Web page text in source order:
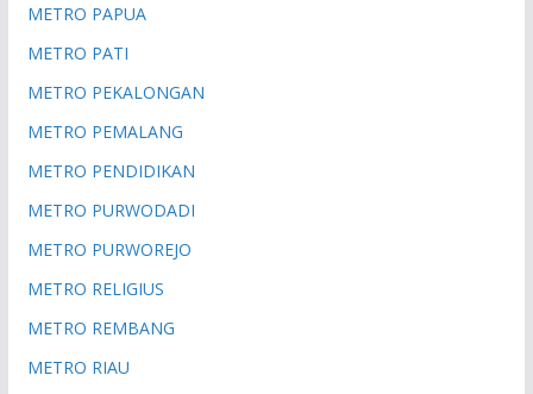
METRO PAPUA
METRO PATI
METRO PEKALONGAN
METRO PEMALANG
METRO PENDIDIKAN
METRO PURWODADI
METRO PURWOREJO
METRO RELIGIUS
METRO REMBANG
METRO RIAU